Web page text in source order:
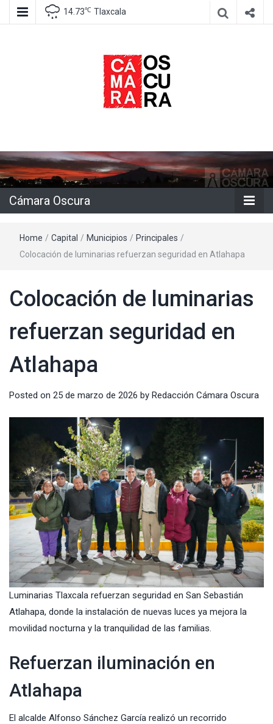
14.73℃ Tlaxcala
Cámara
Oscura
Cámara Oscura
Home / Capital / Municipios / Principales /
Colocación de luminarias refuerzan seguridad en Atlahapa
Colocación de luminarias
refuerzan seguridad en
Atlahapa
Posted on 25 de marzo de 2026 by Redacción Cámara Oscura
Luminarias Tlaxcala refuerzan seguridad en San Sebastián
Atlahapa, donde la instalación de nuevas luces ya mejora la
movilidad nocturna y la tranquilidad de las familias.
Refuerzan iluminación en
Atlahapa
El alcalde Alfonso Sánchez García realizó un recorrido